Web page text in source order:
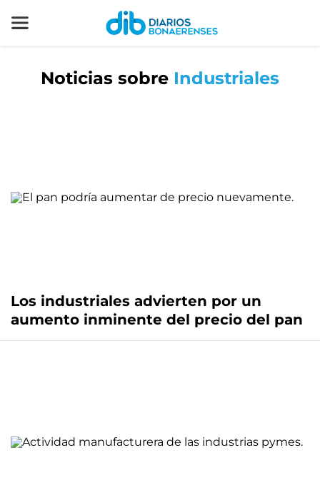
Noticias sobre Industriales
Los industriales advierten por un
aumento inminente del precio del pan